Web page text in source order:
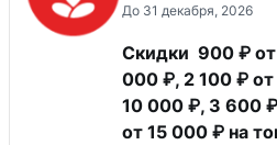
До 31 декабря, 2026
Скидки 900 ₽
000 ₽, 2 100 ₽
10 000 ₽, 3 600
от 15 000 ₽ на товары на один любой